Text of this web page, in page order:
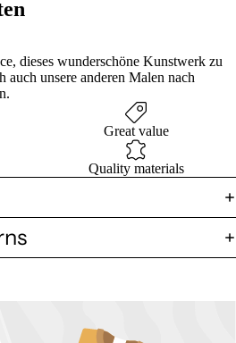
dieses wunderschöne Kunstwerk zu
auch unsere anderen Malen nach
Great value
Quality materials